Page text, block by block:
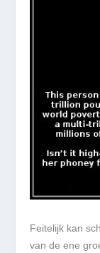
Feitelijk kan
van de ene